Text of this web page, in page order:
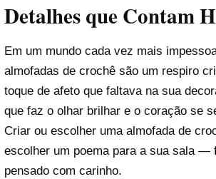
Detalhes que Contam
Em um mundo cada vez mais
almofadas de crochê são um respiro
toque de afeto que faltava na sua
que faz o olhar brilhar e o coração se
Criar ou escolher uma almofada de
escolher um poema para a sua sala —
pensado com carinho.